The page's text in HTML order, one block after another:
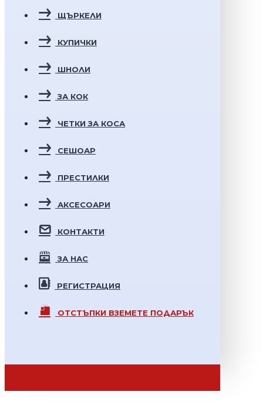
ЩЪРКЕЛИ
КУПИЧКИ
ШНОЛИ
ЗА КОК
ЧЕТКИ ЗА КОСА
СЕШОАР
ПРЕСТИЛКИ
АКСЕСОАРИ
КОНТАКТИ
ЗА НАС
РЕГИСТРАЦИЯ
ОТСТЪПКИ ВЗЕМЕТЕ ПОДАРЪК